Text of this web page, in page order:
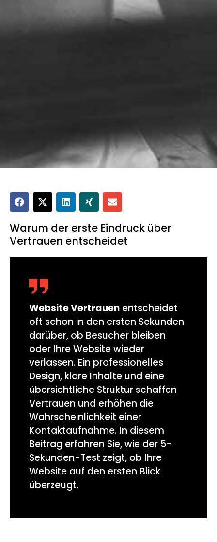
Warum der erste Eindruck über
Vertrauen entscheidet
Website Vertrauen entscheidet
oft schon in den ersten Sekunden
darüber, ob Besucher bleiben
oder Ihre Website wieder
verlassen. Ein professionelles
Design, klare Inhalte und eine
übersichtliche Struktur schaffen
Vertrauen und erhöhen die
Wahrscheinlichkeit einer
Kontaktaufnahme. In diesem
Beitrag erfahren Sie, wie der 5-
Sekunden-Test zeigt, ob Ihre
Website auf den ersten Blick
überzeugt.